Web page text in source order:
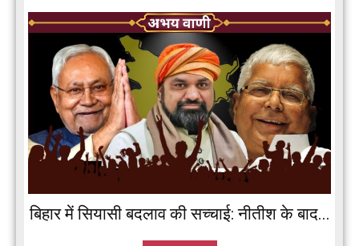
बिहार में सियासी बदलाव की सच्चाई: नीतीश के बाद...